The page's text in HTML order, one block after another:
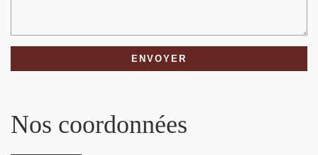
Nos coordonnées